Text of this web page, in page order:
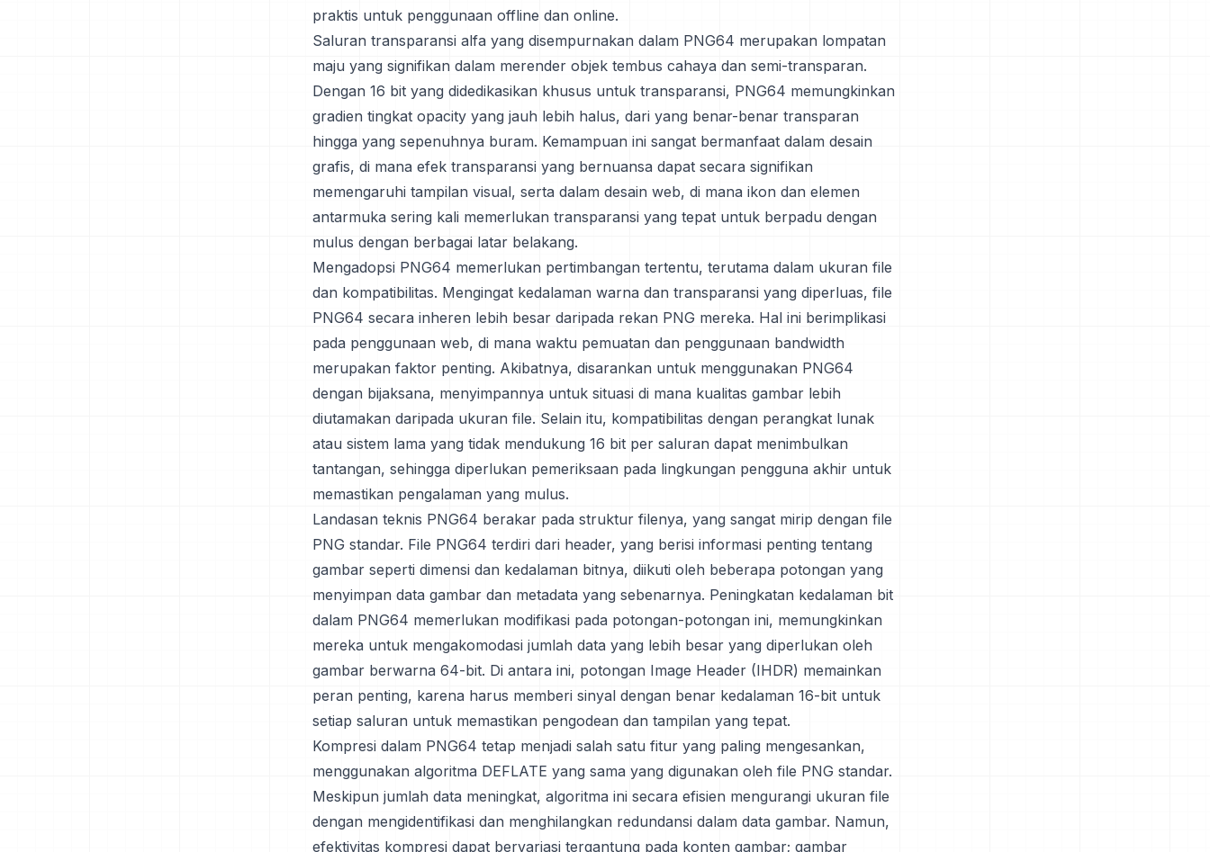
praktis untuk penggunaan offline dan online.
Saluran transparansi alfa yang disempurnakan dalam PNG64 merupakan lompatan
maju yang signifikan dalam merender objek tembus cahaya dan semi-transparan.
Dengan 16 bit yang didedikasikan khusus untuk transparansi, PNG64 memungkinkan
gradien tingkat opacity yang jauh lebih halus, dari yang benar-benar transparan
hingga yang sepenuhnya buram. Kemampuan ini sangat bermanfaat dalam desain
grafis, di mana efek transparansi yang bernuansa dapat secara signifikan
memengaruhi tampilan visual, serta dalam desain web, di mana ikon dan elemen
antarmuka sering kali memerlukan transparansi yang tepat untuk berpadu dengan
mulus dengan berbagai latar belakang.
Mengadopsi PNG64 memerlukan pertimbangan tertentu, terutama dalam ukuran file
dan kompatibilitas. Mengingat kedalaman warna dan transparansi yang diperluas, file
PNG64 secara inheren lebih besar daripada rekan PNG mereka. Hal ini berimplikasi
pada penggunaan web, di mana waktu pemuatan dan penggunaan bandwidth
merupakan faktor penting. Akibatnya, disarankan untuk menggunakan PNG64
dengan bijaksana, menyimpannya untuk situasi di mana kualitas gambar lebih
diutamakan daripada ukuran file. Selain itu, kompatibilitas dengan perangkat lunak
atau sistem lama yang tidak mendukung 16 bit per saluran dapat menimbulkan
tantangan, sehingga diperlukan pemeriksaan pada lingkungan pengguna akhir untuk
memastikan pengalaman yang mulus.
Landasan teknis PNG64 berakar pada struktur filenya, yang sangat mirip dengan file
PNG standar. File PNG64 terdiri dari header, yang berisi informasi penting tentang
gambar seperti dimensi dan kedalaman bitnya, diikuti oleh beberapa potongan yang
menyimpan data gambar dan metadata yang sebenarnya. Peningkatan kedalaman bit
dalam PNG64 memerlukan modifikasi pada potongan-potongan ini, memungkinkan
mereka untuk mengakomodasi jumlah data yang lebih besar yang diperlukan oleh
gambar berwarna 64-bit. Di antara ini, potongan Image Header (IHDR) memainkan
peran penting, karena harus memberi sinyal dengan benar kedalaman 16-bit untuk
setiap saluran untuk memastikan pengodean dan tampilan yang tepat.
Kompresi dalam PNG64 tetap menjadi salah satu fitur yang paling mengesankan,
menggunakan algoritma DEFLATE yang sama yang digunakan oleh file PNG standar.
Meskipun jumlah data meningkat, algoritma ini secara efisien mengurangi ukuran file
dengan mengidentifikasi dan menghilangkan redundansi dalam data gambar. Namun,
efektivitas kompresi dapat bervariasi tergantung pada konten gambar; gambar